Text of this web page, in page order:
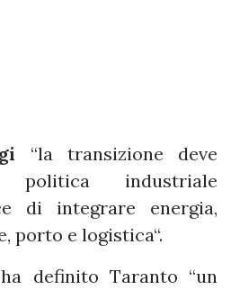
“la transizione deve
politica industriale
di integrare energia,
porto e logistica“.
ha definito Taranto “un